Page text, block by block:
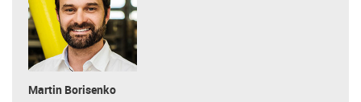
Martin Borisenko